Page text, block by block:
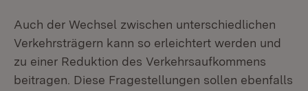
Auch der Wechsel zwischen unterschiedlichen
Verkehrsträgern kann so erleich­tert werden und
zu einer Reduktion des Verkehrsaufkommens
beitragen. Diese Fragestellungen sollen ebenfalls